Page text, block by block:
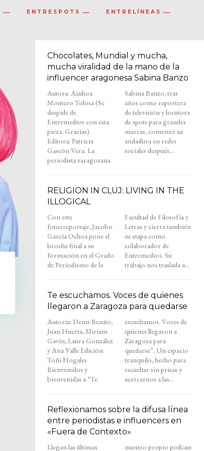
ENTRESPOTS ENTRELÍNEAS
Chocolates, Mundial y mucha,
mucha viralidad de la mano de la
influencer aragonesa Sabina Banzo
Autora: Ainhoa
Montero Tolosa (Se
despide de
Entremedios con esta
pieza. Gracias).
Editora: Patricia
Gascón Vera. La
periodista zaragozana
Sabina Banzo, tras
años como reportera
de televisión y locutora
de spots para grandes
marcas, comenzó su
andadura en redes
sociales después...
RELIGION IN CLUJ: LIVING IN THE
ILLOGICAL
Con este
fotorreportaje, Jacobo
García Ochoa pone el
broche final a su
formación en el Grado
de Periodismo de la
Facultad de Filosofía y
Letras y cierra también
su etapa como
colaborador de
Entremedios. Su
trabajo nos traslada a...
Te escuchamos. Voces de quienes
llegaron a Zaragoza para quedarse
Autoría: Denis Benito,
Juan Huerta, Miriam
Gavín, Laura González
y Ana Valle Edición:
Toñi Nogales
Bienvenidos y
bienvenidas a “Te
escuchamos. Voces de
quienes llegaron a
Zaragoza para
quedarse”. Un espacio
tranquilo, hecho para
escuchar sin prisas y
acercarnos a las...
Reflexionamos sobre la difusa línea
entre periodistas e influencers en
«Fuera de Contexto»
Llegan las últimas
nuestro propio podcast